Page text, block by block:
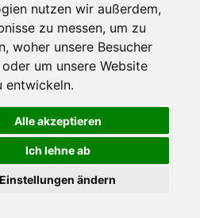
nutzen wir außerdem,
zu messen, um zu
woher unsere Besucher
um unsere Website
entwickeln.
Alle akzeptieren
Ich lehne ab
Einstellungen ändern
Вы могли использовать весь функционал
сможете узнать подробности и, при желании,
Продолжая пользоваться сайтом, Вы
Инвесторам
Медиа
Facebook
Twitter
YouTube
Google+